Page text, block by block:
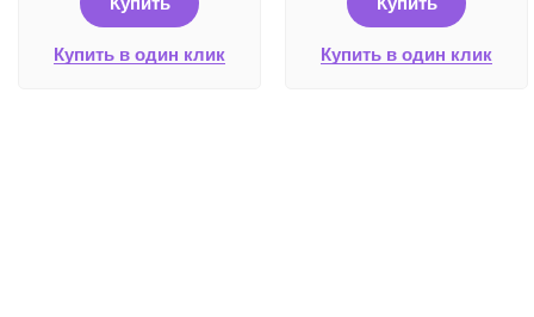
Купить в один клик Купить в один клик